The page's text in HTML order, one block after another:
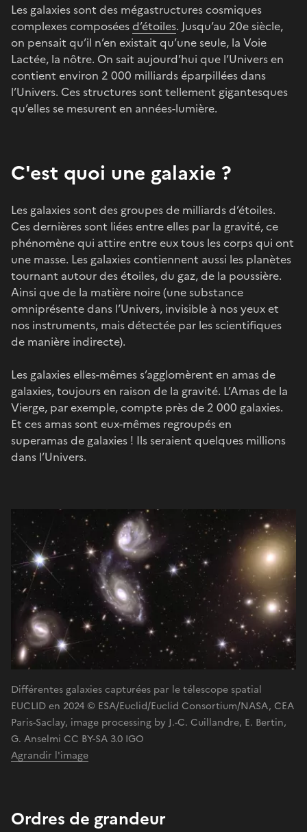
Les galaxies sont des mégastructures cosmiques
complexes composéesd’étoiles. Jusqu’au 20e siècle,
on pensait qu’il n’en existait qu’une seule, la Voie
Lactée, la nôtre. On sait aujourd’hui que l’Univers en
contient environ 2 000 milliards éparpillées dans
l’Univers. Ces structures sont tellement gigantesques
qu’elles se mesurent en années-lumière.
C'est quoi une galaxie ?
Les galaxies sont des groupes de milliards d’étoiles.
Ces dernières sont liées entre elles par la gravité, ce
phénomène qui attire entre eux tous les corps qui ont
une masse. Les galaxies contiennent aussi les planètes
tournant autour des étoiles, du gaz, de la poussière.
Ainsi que de la matière noire (une substance
omniprésente dans l’Univers, invisible à nos yeux et
nos instruments, mais détectée par les scientifiques
de manière indirecte).
Les galaxies elles-mêmes s’agglomèrent en amas de
galaxies, toujours en raison de la gravité. L’Amas de la
Vierge, par exemple, compte près de 2 000 galaxies.
Et ces amas sont eux-mêmes regroupés en
superamas de galaxies ! Ils seraient quelques millions
dans l’Univers.
Différentes galaxies capturées par le télescope spatial
EUCLID en 2024 © ESA/Euclid/Euclid Consortium/NASA, CEA
Paris-Saclay, image processing by J.-C. Cuillandre, E. Bertin,
G. Anselmi CC BY-SA 3.0 IGO
Agrandir l'image
Ordres de grandeur